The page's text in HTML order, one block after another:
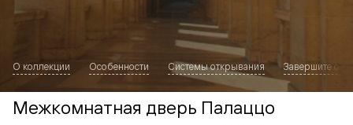
О коллекции Особенности Системы открывания Завершите
Межкомнатная дверь Палаццо